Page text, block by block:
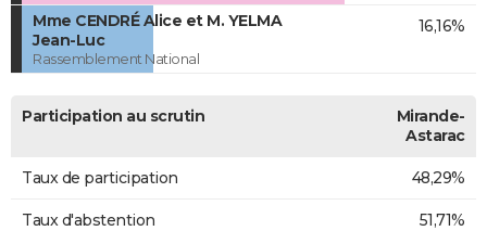
Mme CENDRÉ Alice et M. YELMA
Jean-Luc
Rassemblement National
16,16%
Participation au scrutin
Mirande-
Astarac
Taux de participation 48,29%
Taux d'abstention 51,71%